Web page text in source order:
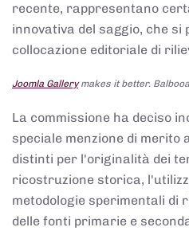
recente, rappresentano
innovativa del saggio, che si
collocazione editoriale di
Joomla Gallerymakes it better.
La commissione ha deciso
speciale menzione di merito
distinti per l'originalità dei
ricostruzione storica,
metodologie sperimentali di
delle fonti primarie e